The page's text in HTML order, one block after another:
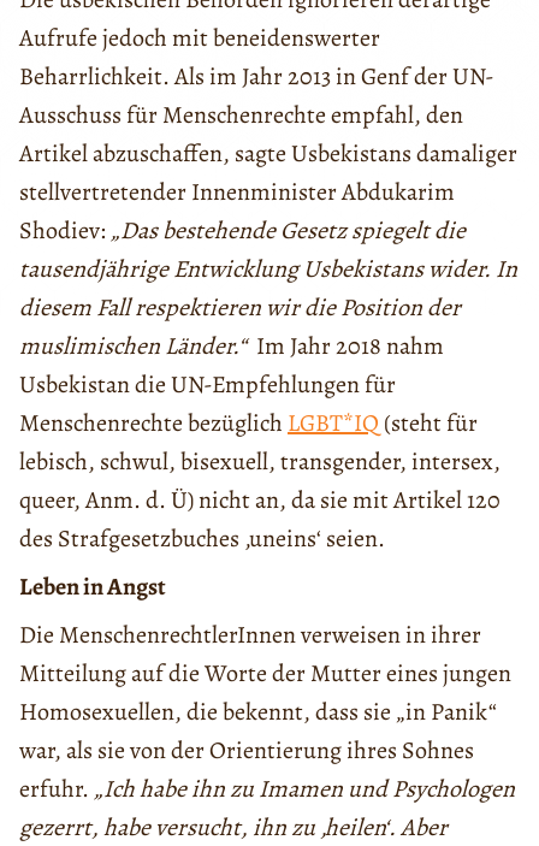
Aufrufe jedoch mit beneidenswerter
Beharrlichkeit. Als im Jahr 2013 in Genf der UN-
Ausschuss für Menschenrechte empfahl, den
Artikel abzuschaffen, sagte Usbekistans damaliger
stellvertretender Innenminister Abdukarim
Shodiev: „Das bestehende Gesetz spiegelt die
tausendjährige Entwicklung Usbekistans wider. In
diesem Fall respektieren wir die Position der
muslimischen Länder.“Im Jahr 2018 nahm
Usbekistan die UN-Empfehlungen für
Menschenrechte bezüglich LGBT*IQ (steht für
lebisch, schwul, bisexuell, transgender, intersex,
queer, Anm. d. Ü) nicht an, da sie mit Artikel 120
des Strafgesetzbuches ‚uneins‘ seien.
Leben in Angst
Die MenschenrechtlerInnen verweisen in ihrer
Mitteilung auf die Worte der Mutter eines jungen
Homosexuellen, die bekennt, dass sie „in Panik“
war, als sie von der Orientierung ihres Sohnes
erfuhr. „Ich habe ihn zu Imamen und Psychologen
gezerrt, habe versucht, ihn zu ‚heilen‘. Aber